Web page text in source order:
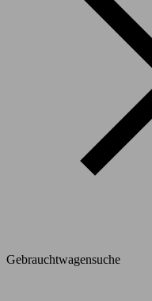
Gebrauchtwagensuche